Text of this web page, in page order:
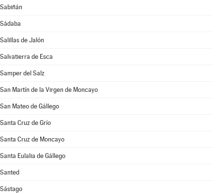
Sabiñán
Sádaba
Salillas de Jalón
Salvatierra de Esca
Samper del Salz
San Martín de la Virgen de Moncayo
San Mateo de Gállego
Santa Cruz de Grío
Santa Cruz de Moncayo
Santa Eulalia de Gállego
Santed
Sástago